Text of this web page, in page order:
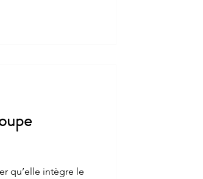
qu’elle intègre le